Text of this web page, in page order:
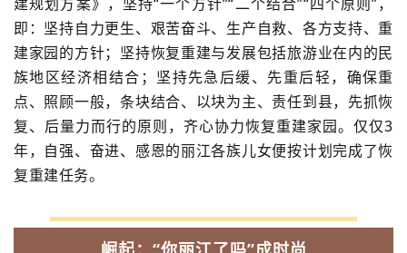
即：坚持自力更生、艰苦奋斗、生产自救、各方支持、重
建家园的方针；坚持恢复重建与发展包括旅游业在内的民
族地区经济相结合；坚持先急后缓、先重后轻，确保重
点、照顾一般，条块结合、以块为主、责任到县，先抓恢
复、后量力而行的原则，齐心协力恢复重建家园。仅仅3
年，自强、奋进、感恩的丽江各族儿女便按计划完成了恢
复重建任务。